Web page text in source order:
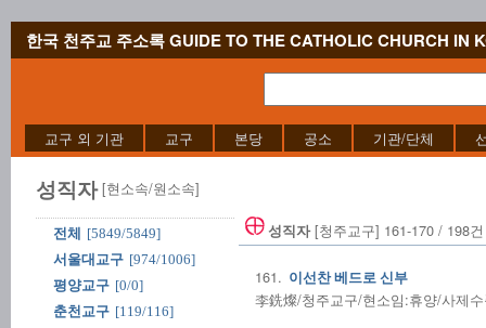
한국 천주교 주소록 GUIDE TO THE CATHOLIC CHURCH IN
교구 외 기관 교구 본당 공소 기관/단체
성직자 [현소속/원소속]
전체
[5849/5849]
서울대교구 [974/1006]
평양교구 [0/0]
춘천교구 [119/116]
성직자[청주교구] 161-170 / 198건
161. 이선찬 베드로 신부
李銑燦/청주교구/현소임:휴양/사제